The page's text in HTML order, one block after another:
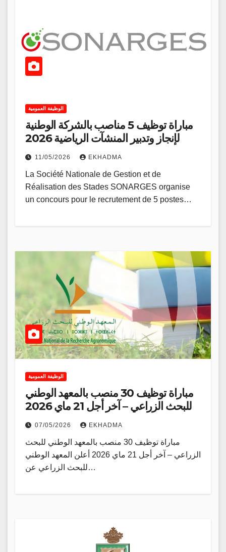
الوظيفة العمومية
مباراة توظيف 5 مناصب بالشركة الوطنية
لإنجاز وتدبير المنشآت الرياضية 2026
11/05/2026 EKHADMA
La Société Nationale de Gestion et de
Réalisation des Stades SONARGES organise
un concours pour le recrutement de 5 postes…
الوظيفة العمومية
مباراة توظيف 30 منصب بالمعهد الوطني
للبحث الزراعي – آخر أجل 21 ماي 2026
07/05/2026 EKHADMA
مباراة توظيف 30 منصب بالمعهد الوطني للبحث
الزراعي – آخر أجل 21 ماي 2026 أعلن المعهد الوطني
للبحث الزراعي عن…